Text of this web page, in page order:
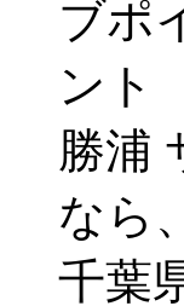
勝浦
なら
千葉